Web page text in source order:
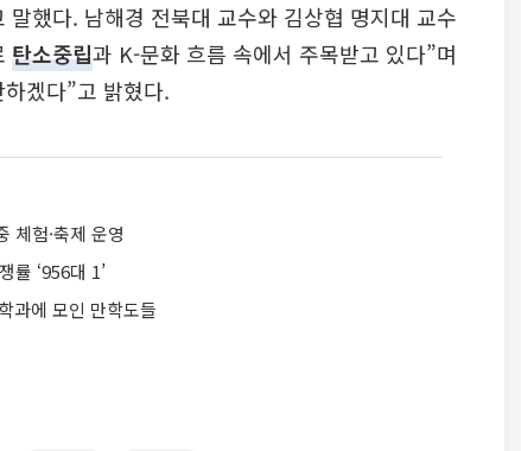
했다. 남해경 전북대 교수와 김상협 명지대 교수
탄소중립과 K-문화 흐름 속에서 주목받고 있다”며
겠다”고 밝혔다.
체험·축제 운영
률 ‘956대 1’
과에 모인 만학도들